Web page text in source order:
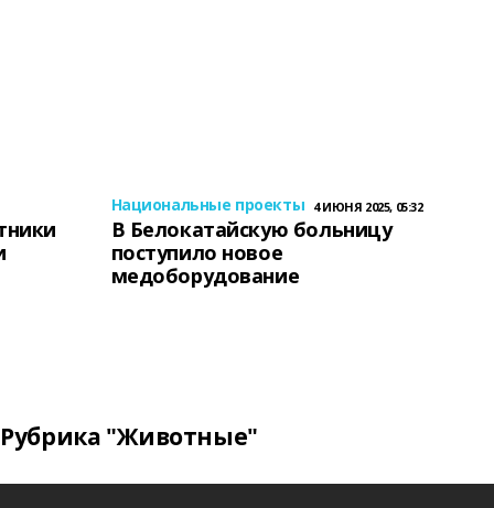
Национальные проекты 4 ИЮНЯ 2025, 05:32
В Белокатайскую больницу
поступило новое
медоборудование
Рубрика "Животные"